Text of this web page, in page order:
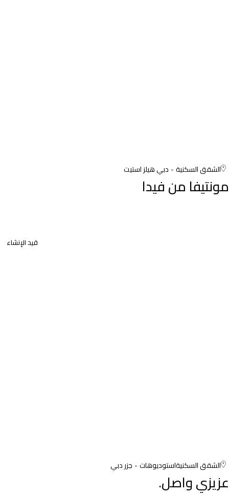
الشقق السكنية دبي هيلز استيت
مونتيفا من فيدا
قيد الإنشاء
الشقق السكنيةاستوديوهات جزر دبي
عزيزي واصل.